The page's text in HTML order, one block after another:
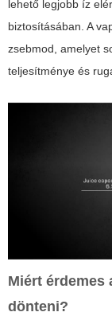
lehető legjobb íz
biztosításában. A
zsebmod, amelyet
teljesítménye és
Miért érdemes
dönteni?